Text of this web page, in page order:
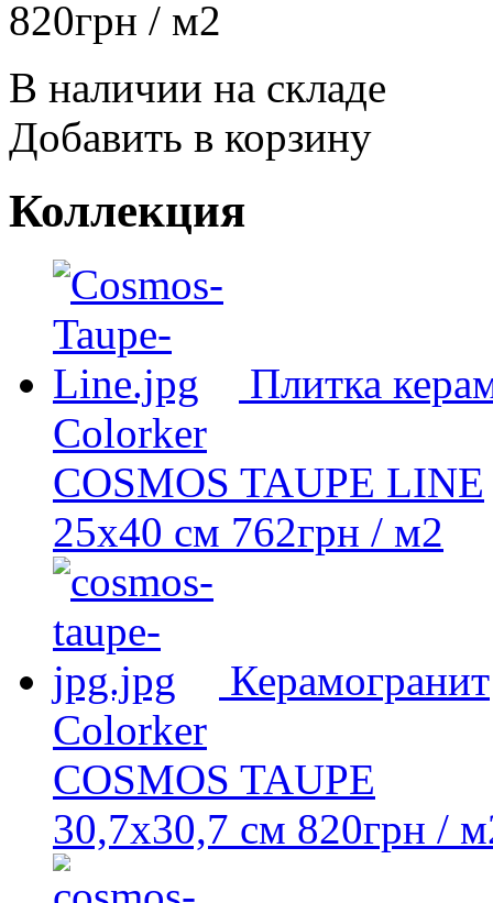
820грн / м2
В наличии на складе
Добавить в корзину
Коллекция
Плитка
Colorker
COSMOS TAUPE LINE
25х40 см 762грн / м2
Керамогранит
Colorker
COSMOS TAUPE
30,7x30,7 см 820грн /